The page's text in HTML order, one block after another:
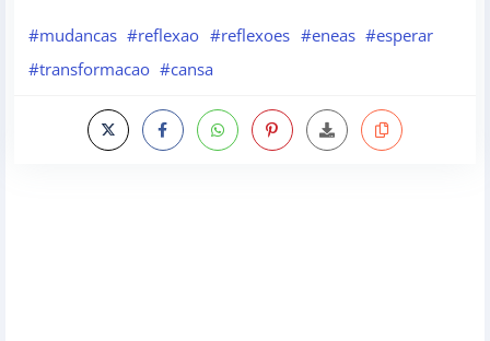
#mudancas #reflexao #reflexoes #eneas #esperar
#transformacao #cansa